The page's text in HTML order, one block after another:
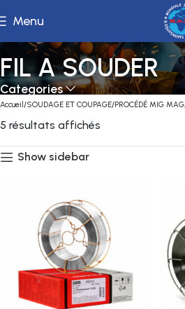
Menu
FIL A SOUDER
Categories
Accueil SOUDAGE ET COUPAGE PROCÉDÉ MIG MAG
5 résultats affichés
Show sidebar